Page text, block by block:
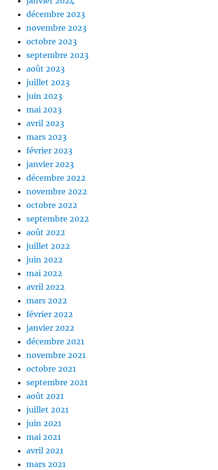
décembre 2023
novembre 2023
octobre 2023
septembre 2023
août 2023
juillet 2023
juin 2023
mai 2023
avril 2023
mars 2023
février 2023
janvier 2023
décembre 2022
novembre 2022
octobre 2022
septembre 2022
août 2022
juillet 2022
juin 2022
mai 2022
avril 2022
mars 2022
février 2022
janvier 2022
décembre 2021
novembre 2021
octobre 2021
septembre 2021
août 2021
juillet 2021
juin 2021
mai 2021
avril 2021
mars 2021